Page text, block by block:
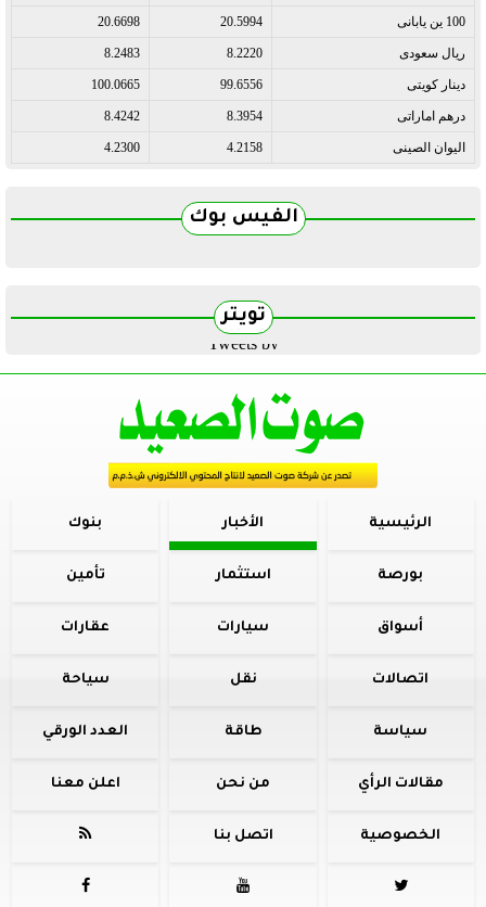
100 ين يابانى 20.5994
20.6698
ريال سعودى 8.2220
8.2483
دينار كويتى 99.6556
100.0665
درهم اماراتى 8.3954
8.4242
اليوان الصينى 4.2158
4.2300
الفيس بوك
تويتر
Tweets by
الرئيسية الأخبار بنوك
بورصة استثمار تأمين
أسواق سيارات عقارات
اتصالات نقل سياحة
سياسة طاقة العدد الورقي
مقالات الرأي من نحن اعلن معنا
الخصوصية اتصل بنا 


